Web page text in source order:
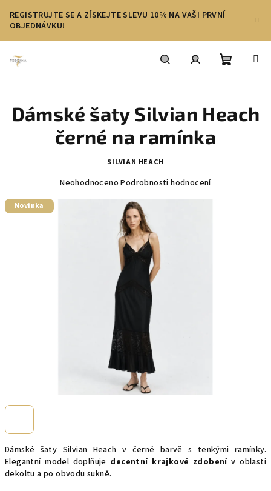
obsah
REGISTRUJTE SE A ZÍSKEJTE SLEVU 10% NA VAŠI PRVNÍ
OBJEDNÁVKU!
košík
Dámské šaty Silvian Heach v černé barvě s tenkými ramínky.
Elegantní model doplňuje decentní krajkové zdobenív oblasti
dekoltu a po obvodu sukně.
Dámské šaty Silvian Heach
černé na ramínka
SILVIAN HEACH
produktu
Neohodnoceno Podrobnosti hodnocení
Novinka